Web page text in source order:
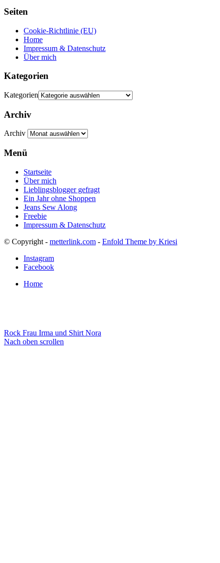
Seiten
Cookie-Richtlinie (EU)
Home
Impressum & Datenschutz
Über mich
Kategorien
Kategorien
Archiv
Archiv
Menü
Startseite
Über mich
Lieblingsblogger gefragt
Ein Jahr ohne Shoppen
Jeans Sew Along
Freebie
Impressum & Datenschutz
© Copyright - metterlink.com - Enfold Theme by Kriesi
Instagram
Facebook
Home
Rock Frau Irma und Shirt Nora
Nach oben scrollen